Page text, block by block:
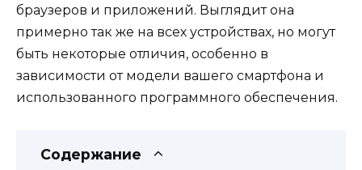
браузеров и приложений. Выглядит она
примерно так же на всех устройствах, но могут
быть некоторые отличия, особенно в
зависимости от модели вашего смартфона и
использованного программного обеспечения.
Содержание